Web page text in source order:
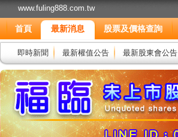
www.fuling888.com.tw
首頁 最新消息 股票及價格查詢
即時新聞 最新權值公告 最新股東會公告